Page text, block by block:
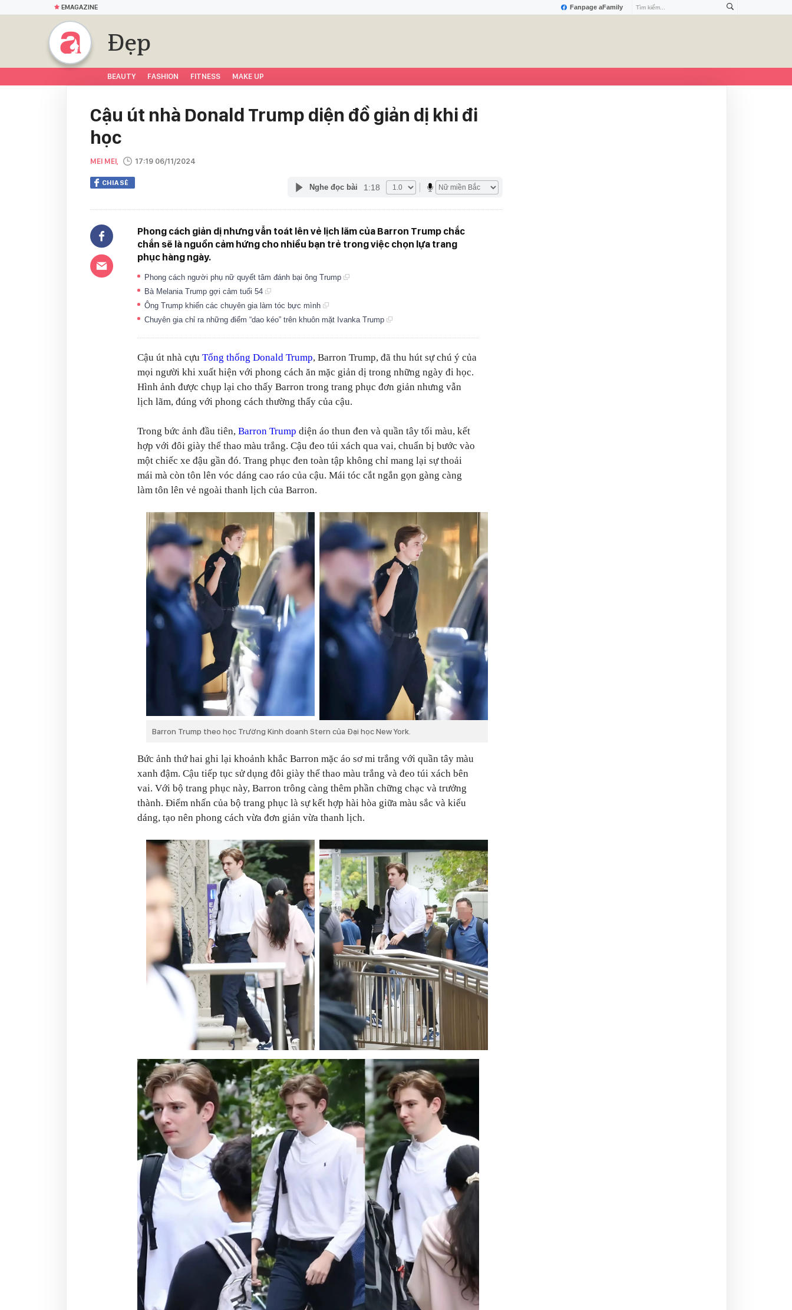
Fanpage aFamily
EMAGAZINE
Đẹp
BEAUTY FASHION FITNESS MAKE UP
Cậu út nhà Donald Trump diện đồ giản dị khi đi
học
MEI MEI, 17:19 06/11/2024
CHIA SẺ Nghe đọc bài 1:18
Phong cách giản dị nhưng vẫn toát lên vẻ lịch lãm của Barron Trump chắc
chắn sẽ là nguồn cảm hứng cho nhiều bạn trẻ trong việc chọn lựa trang
phục hàng ngày.
Phong cách người phụ nữ quyết tâm đánh bại ông Trump
Bà Melania Trump gợi cảm tuổi 54
Ông Trump khiến các chuyên gia làm tóc bực mình
Chuyên gia chỉ ra những điểm “dao kéo” trên khuôn mặt Ivanka Trump
Cậu út nhà cựu Tổng thống Donald Trump, Barron Trump, đã thu hút sự chú ý của
mọi người khi xuất hiện với phong cách ăn mặc giản dị trong những ngày đi học.
Hình ảnh được chụp lại cho thấy Barron trong trang phục đơn giản nhưng vẫn
lịch lãm, đúng với phong cách thường thấy của cậu.
Trong bức ảnh đầu tiên, Barron Trump diện áo thun đen và quần tây tối màu, kết
hợp với đôi giày thể thao màu trắng. Cậu đeo túi xách qua vai, chuẩn bị bước vào
một chiếc xe đậu gần đó. Trang phục đen toàn tập không chỉ mang lại sự thoải
mái mà còn tôn lên vóc dáng cao ráo của cậu. Mái tóc cắt ngắn gọn gàng càng
làm tôn lên vẻ ngoài thanh lịch của Barron.
Barron Trump theo học Trường Kinh doanh Stern của Đại học New York.
Bức ảnh thứ hai ghi lại khoảnh khắc Barron mặc áo sơ mi trắng với quần tây màu
xanh đậm. Cậu tiếp tục sử dụng đôi giày thể thao màu trắng và đeo túi xách bên
vai. Với bộ trang phục này, Barron trông càng thêm phần chững chạc và trưởng
thành. Điểm nhấn của bộ trang phục là sự kết hợp hài hòa giữa màu sắc và kiểu
dáng, tạo nên phong cách vừa đơn giản vừa thanh lịch.